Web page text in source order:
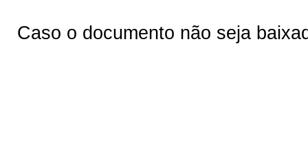
Caso o documento não seja